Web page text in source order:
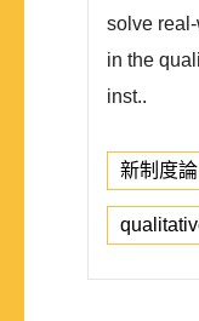
solve
in the
inst..
新制度論